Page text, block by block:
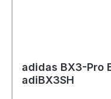
adidas BX3-Pro
adiBX3SH